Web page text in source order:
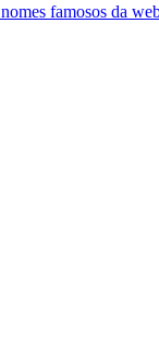
famosos da